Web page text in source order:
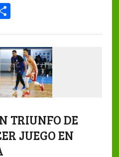
S
ar
e
TRIUNFO DE
JUEGO EN